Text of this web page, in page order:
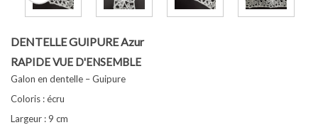
DENTELLE GUIPURE Azur
RAPIDE VUE D'ENSEMBLE
Galon en dentelle – Guipure
Coloris : écru
Largeur : 9 cm